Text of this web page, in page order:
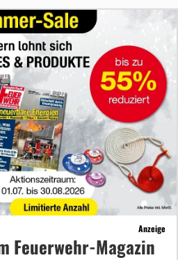
Anzeige
Feuerwehr-Magazin